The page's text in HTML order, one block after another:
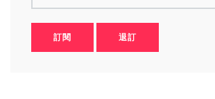
訂閱 退訂